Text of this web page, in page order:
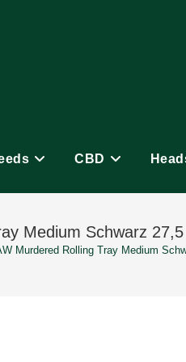
CBD
Medium Schwarz
Murdered Rolling Tray Medium